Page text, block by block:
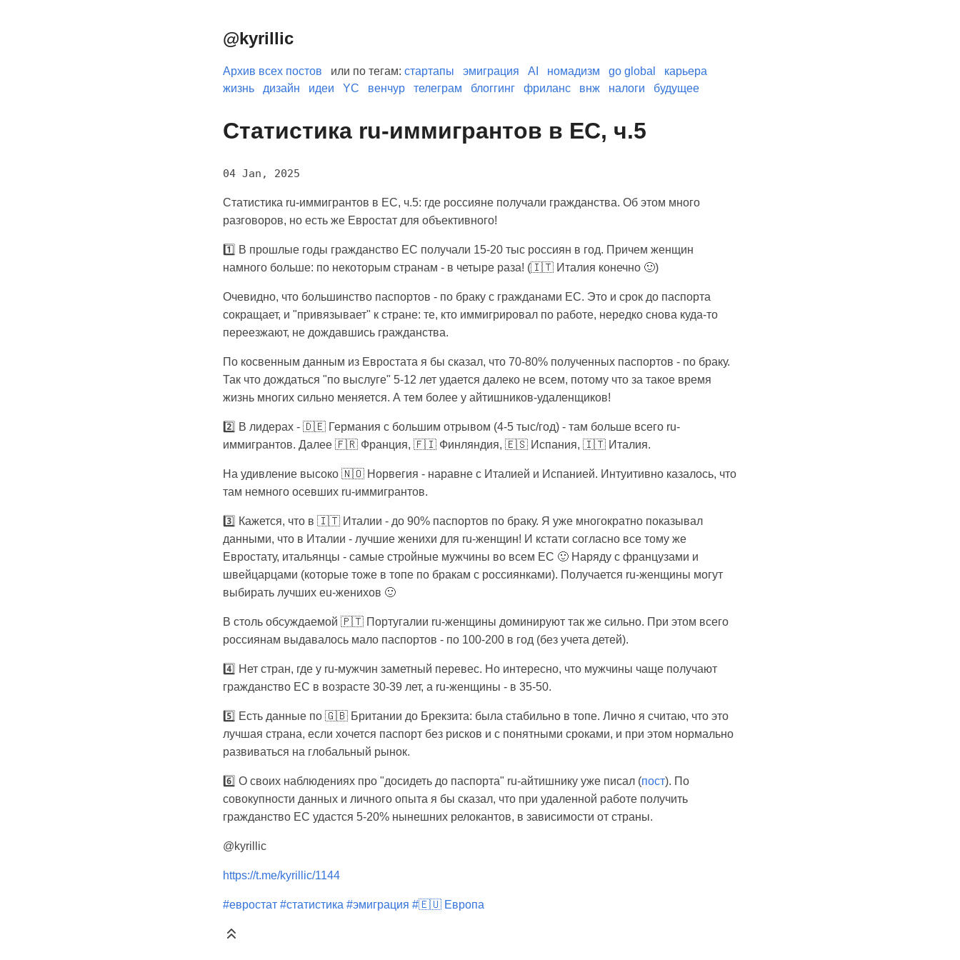
@kyrillic
Архив всех постов или по тегам: стартапы эмиграция AI номадизм go global
карьера
жизнь
дизайн идеи YC венчур телеграм блоггинг фриланс внж налоги будущее
Статистика ru-иммигрантов в ЕС, ч.5
04 Jan, 2025
Статистика ru-иммигрантов в ЕС, ч.5: где россияне получали гражданства. Об этом много
разговоров, но есть же Евростат для объективного!
1️⃣ В прошлые годы гражданство ЕС получали 15-20 тыс россиян в год. Причем женщин
намного больше: по некоторым странам - в четыре раза! (🇮🇹 Италия конечно 🙂)
Очевидно, что большинство паспортов - по браку с гражданами ЕС. Это и срок до паспорта
сокращает, и "привязывает" к стране: те, кто иммигрировал по работе, нередко снова куда-то
переезжают, не дождавшись гражданства.
По косвенным данным из Евростата я бы сказал, что 70-80% полученных паспортов - по браку.
Так что дождаться "по выслуге" 5-12 лет удается далеко не всем, потому что за такое время
жизнь многих сильно меняется. А тем более у айтишников-удаленщиков!
2️⃣ В лидерах - 🇩🇪 Германия с большим отрывом (4-5 тыс/год) - там больше всего ru-
иммигрантов. Далее 🇫🇷 Франция, 🇫🇮 Финляндия, 🇪🇸 Испания, 🇮🇹 Италия.
На удивление высоко 🇳🇴 Норвегия - наравне с Италией и Испанией. Интуитивно казалось, что
там немного осевших ru-иммигрантов.
3️⃣ Кажется, что в 🇮🇹 Италии - до 90% паспортов по браку. Я уже многократно показывал
данными, что в Италии - лучшие женихи для ru-женщин! И кстати согласно все тому же
Евростату, итальянцы - самые стройные мужчины во всем ЕС 🙂 Наряду с французами и
швейцарцами (которые тоже в топе по бракам с россиянками). Получается ru-женщины могут
выбирать лучших eu-женихов 🙂
В столь обсуждаемой 🇵🇹 Португалии ru-женщины доминируют так же сильно. При этом всего
россиянам выдавалось мало паспортов - по 100-200 в год (без учета детей).
4️⃣ Нет стран, где у ru-мужчин заметный перевес. Но интересно, что мужчины чаще получают
гражданство ЕС в возрасте 30-39 лет, а ru-женщины - в 35-50.
5️⃣ Есть данные по 🇬🇧 Британии до Брекзита: была стабильно в топе. Лично я считаю, что это
лучшая страна, если хочется паспорт без рисков и с понятными сроками, и при этом нормально
развиваться на глобальный рынок.
6️⃣ О своих наблюдениях про "досидеть до паспорта" ru-айтишнику уже писал (пост). По
совокупности данных и личного опыта я бы сказал, что при удаленной работе получить
гражданство ЕС удастся 5-20% нынешних релокантов, в зависимости от страны.
@kyrillic
https://t.me/kyrillic/1144
#евростат #статистика #эмиграция #🇪🇺 Европа